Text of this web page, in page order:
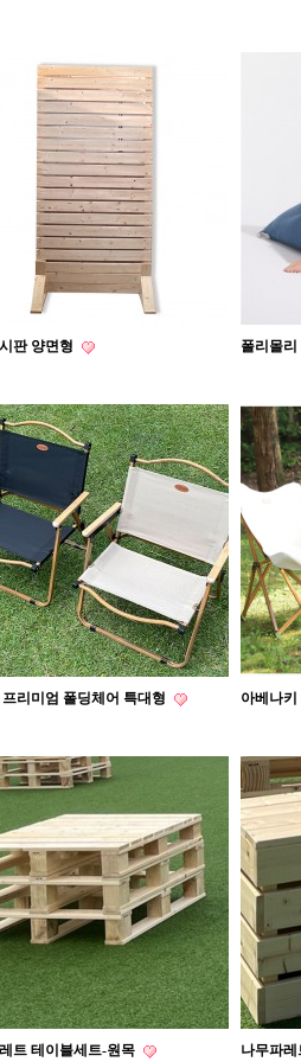
판 양면형 폴리몰리
리미엄 폴딩체어 특대형 아베나키
트 테이블세트-원목 나무파